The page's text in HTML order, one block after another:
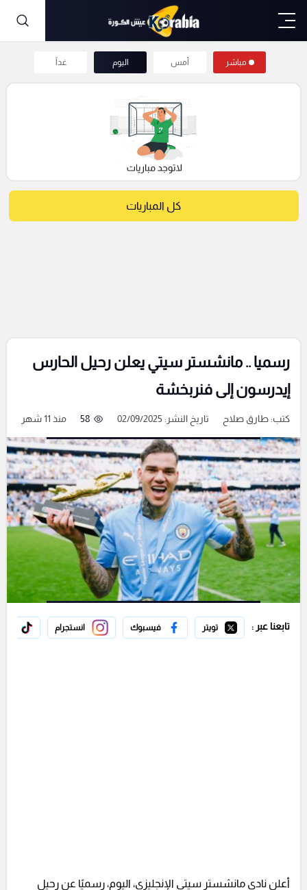
مباشر أمس اليوم غداً
كل المباريات
رسميا .. مانشستر سيتي يعلن رحيل الحارس
إيدرسون إلى فنربخشة
كتب:طارق صلاح تاريخ النشر: 02/09/2025 58 منذ 11 شهر
تابعنا عبر : تويتر فيسبوك انستجرام
أعلن نادي مانشستر سيتي الإنجليزي، اليوم، رسميًا عن رحيل